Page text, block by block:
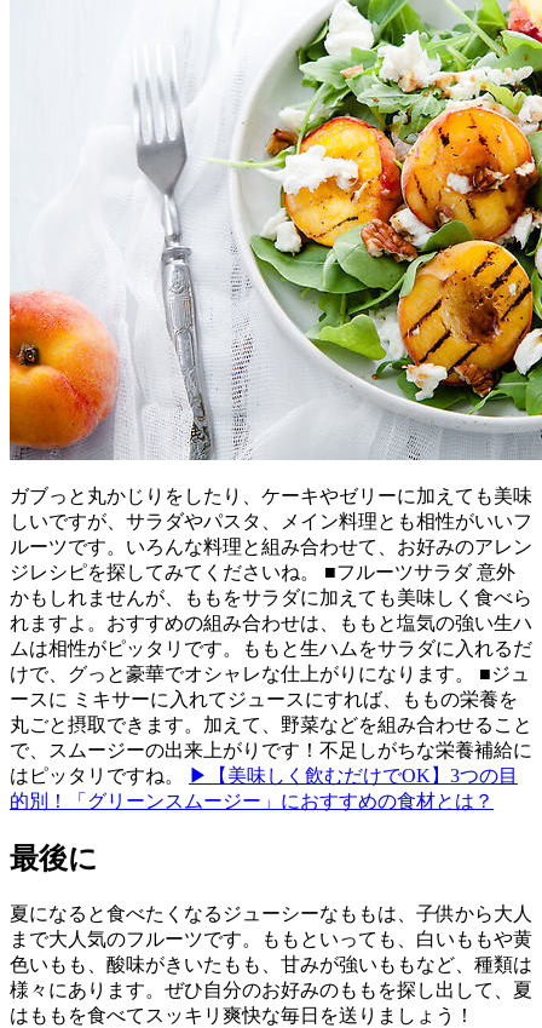
ガブっと丸かじりをしたり、ケーキやゼリーに加えても美味
しいですが、サラダやパスタ、メイン料理とも相性がいいフ
ルーツです。いろんな料理と組み合わせて、お好みのアレン
ジレシピを探してみてくださいね。 ■フルーツサラダ 意外
かもしれませんが、ももをサラダに加えても美味しく食べら
れますよ。おすすめの組み合わせは、ももと塩気の強い生ハ
ムは相性がピッタリです。ももと生ハムをサラダに入れるだ
けで、グっと豪華でオシャレな仕上がりになります。 ■ジュ
ースに ミキサーに入れてジュースにすれば、ももの栄養を
丸ごと摂取できます。加えて、野菜などを組み合わせること
で、スムージーの出来上がりです！不足しがちな栄養補給に
はピッタリですね。
▶【美味しく飲むだけでOK】3つの目
的別！「グリーンスムージー」におすすめの食材とは？
最後に
夏になると食べたくなるジューシーなももは、子供から大人
まで大人気のフルーツです。ももといっても、白いももや黄
色いもも、酸味がきいたもも、甘みが強いももなど、種類は
様々にあります。ぜひ自分のお好みのももを探し出して、夏
はももを食べてスッキリ爽快な毎日を送りましょう！